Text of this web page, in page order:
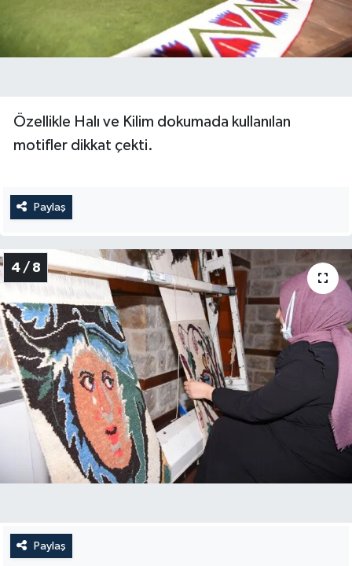
Özellikle Halı ve Kilim dokumada kullanılan
motifler dikkat çekti.
Paylaş
4 / 8
Paylaş
BİLİM VE TEKNOLOJİ
TANITIM
HABERDE İNSAN